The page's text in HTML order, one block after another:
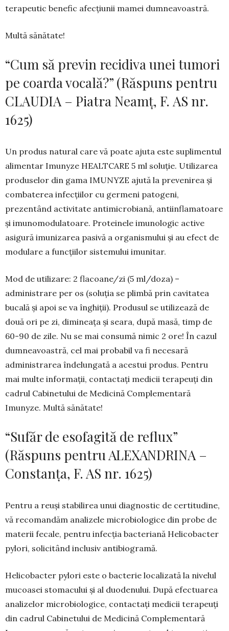
terapeutic benefic afecţiunii mamei dumneavoastră.
Multă sănătate!
“Cum să previn recidiva unei tumori
pe coarda vocală?” (Răspuns pentru
CLAUDIA – Piatra Neamț, F. AS nr.
1625)
Un produs natural care vă poate ajuta este suplimentul
alimentar Imunyze HEALTCARE 5 ml soluție. Utilizarea
produselor din gama IMUNYZE ajută la prevenirea și
combaterea infecțiilor cu germeni patogeni,
prezentând activitate antimicrobiană, antiinflamatoare
și imunomodulatoare. Proteinele imunologic active
asigură imunizarea pasivă a organismului şi au efect de
modulare a funcțiilor sistemului imunitar.
Mod de utilizare: 2 flacoa­ne/zi (5 ml/doza) –
administrare per os (soluția se plimbă prin cavitatea
bucală și apoi se va înghiții). Produsul se utilizează de
două ori pe zi, dimineața și seara, după masă, timp de
60-90 de zile. Nu se mai consumă nimic 2 ore! În cazul
dumneavoastră, cel mai probabil va fi necesară
administrarea îndelungată a acestui produs. Pentru
mai multe informații, contactaţi medicii terapeuţi din
cadrul Cabinetului de Medicină Complementară
Imunyze. Multă sănătate!
“Sufăr de esofagită de reflux”
(Răspuns pentru ALEXANDRINA –
Constanța, F. AS nr. 1625)
Pentru a reuși stabilirea unui diagnostic de certitudine,
vă recomandăm analizele microbiologice din probe de
materii fecale, pentru infecția bacteriană Helicobacter
pylori, solicitând inclusiv antibiogramă.
Helicobacter pylori este o bacterie localizată la nivelul
mucoasei stomacului și al duodenului. După e­fectuarea
analizelor mi­crobiologice, con­tac­taţi medicii terapeuţi
din cadrul Cabinetului de Medicină Complementară